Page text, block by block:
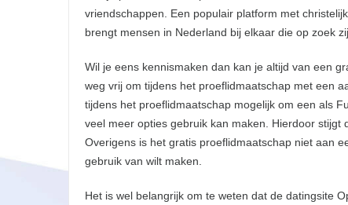
vriendschappen. Een populair platform met
brengt mensen in Nederland bij elkaar die op zoek
Wil je eens kennismaken dan kan je altijd van een
weg vrij om tijdens het proeflidmaatschap met een
tijdens het proeflidmaatschap mogelijk om een als
veel meer opties gebruik kan maken. Hierdoor stijgt
Overigens is het gratis proeflidmaatschap niet aan
gebruik van wilt maken.
Het is wel belangrijk om te weten dat de datingsite